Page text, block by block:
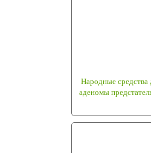
Народные средства
аденомы